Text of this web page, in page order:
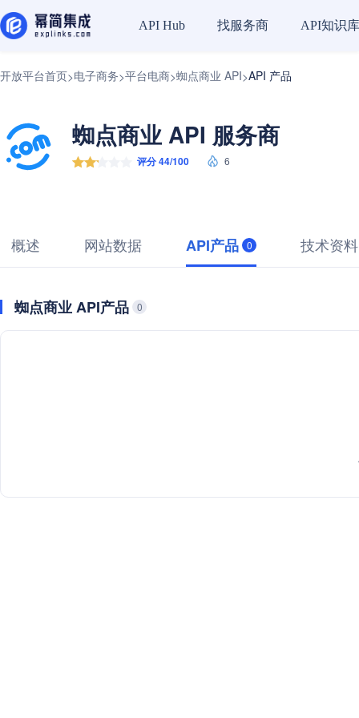
API Hub 找服务商 API知识库
开放平台首页>电子商务>平台电商>蜘点商业 API>API 产品
蜘点商业 API 服务商
评分 44/100 6
概述 网站数据 API产品 0 技术资料
蜘点商业 API产品 0